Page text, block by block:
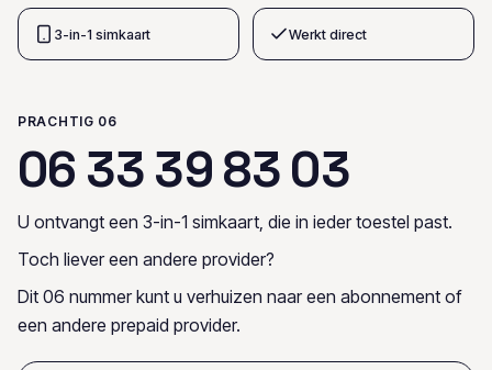
3-in-1 simkaart Werkt direct
PRACHTIG 06
06 33398303
U ontvangt een 3-in-1 simkaart, die in ieder toestel past.
Toch liever een andere provider?
Dit 06 nummer kunt u verhuizen naar een abonnement of
een andere prepaid provider.